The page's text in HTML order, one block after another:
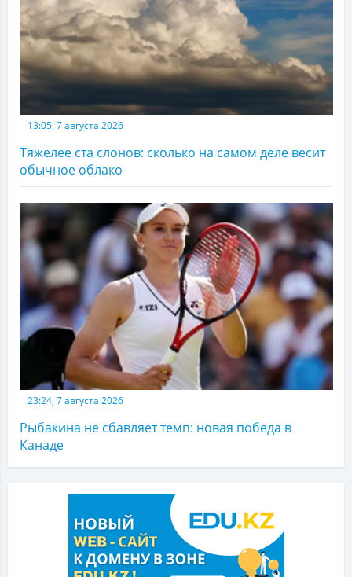
13:05, 7 августа 2026
Тяжелее ста слонов: сколько на самом деле весит
обычное облако
23:24, 7 августа 2026
Рыбакина не сбавляет темп: новая победа в
Канаде